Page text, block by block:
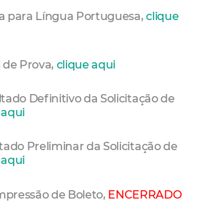
para Língua Portuguesa,clique
de Prova, clique aqui
Definitivo da Solicitação de
Preliminar da Solicitação de
de Boleto, ENCERRADO